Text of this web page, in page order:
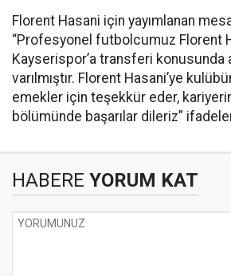
Florent Hasani için yayımlanan
“Profesyonel futbolcumuz Florent
Kayserispor’a transferi konusunda
varılmıştır. Florent Hasani’ye
emekler için teşekkür eder,
bölümünde başarılar dileriz”
HABERE YORUM KAT